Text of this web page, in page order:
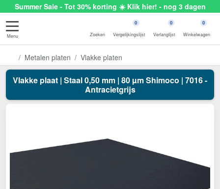
Summer Sale - Tot 30% korting ☀️ Klik hier! - nog 3 dagen
Menu Zoeken
0
Vergelijkingslijst
0
Verlanglijst
0
Winkelwagen
Metalen platen Vlakke platen
Vlakke plaat | Staal 0,50 mm | 80 µm Shimoco | 7016 -
Antracietgrijs